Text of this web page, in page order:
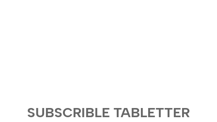
SUBSCRIBLE TABLETTER